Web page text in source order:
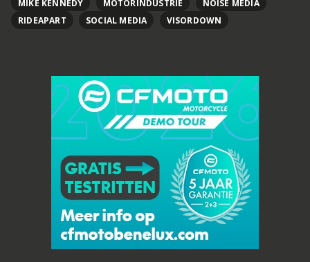
MIKE KENNEDY
MOTORINDUSTRIE
NOISE MEDIA
RIDEAPART
SOCIAL MEDIA VISORDOWN